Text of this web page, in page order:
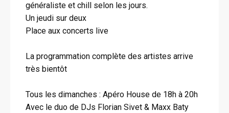
généraliste et chill selon les jours.
Un jeudi sur deux
Place aux concerts live
La programmation complète des artistes arrive
très bientôt
Tous les dimanches : Apéro House de 18h à 20h
Avec le duo de DJs Florian Sivet & Maxx Baty